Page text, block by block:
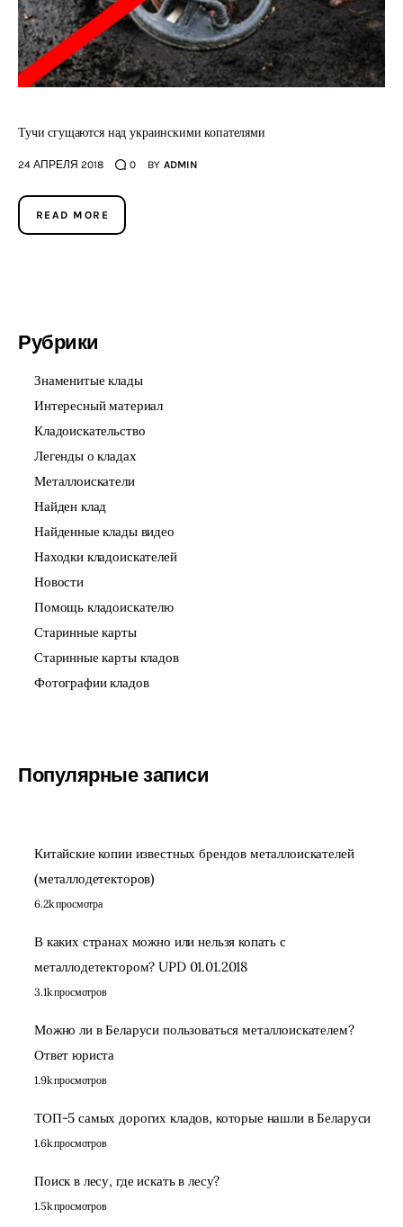
Тучи сгущаются над украинскими копателями
24 АПРЕЛЯ 2018 0 BY ADMIN
READ MORE
Рубрики
Знаменитые клады
Интересный материал
Кладоискательство
Легенды о кладах
Металлоискатели
Найден клад
Найденные клады видео
Находки кладоискателей
Новости
Помощь кладоискателю
Старинные карты
Старинные карты кладов
Фотографии кладов
Популярные записи
Китайские копии известных брендов металлоискателей
(металлодетекторов)
6.2k просмотра
В каких странах можно или нельзя копать с
металлодетектором? UPD 01.01.2018
3.1k просмотров
Можно ли в Беларуси пользоваться металлоискателем?
Ответ юриста
1.9k просмотров
ТОП-5 самых дорогих кладов, которые нашли в Беларуси
1.6k просмотров
Поиск в лесу, где искать в лесу?
1.5k просмотров